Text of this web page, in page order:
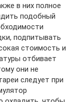
в них полное
подобный
подпитывать
стоимость и
отбивает
они не
следует при